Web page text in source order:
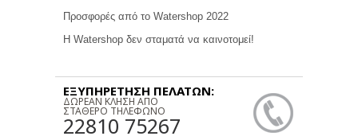
Προσφορές από το Watershop 2022
Η Watershop δεν σταματά να καινοτομεί!
ΕΞΥΠΗΡΕΤΗΣΗ ΠΕΛΑΤΩΝ:
ΔΩΡΕΑΝ ΚΛΗΣΗ ΑΠΟ
ΣΤΑΘΕΡΟ ΤΗΛΕΦΩΝΟ
22810 75267